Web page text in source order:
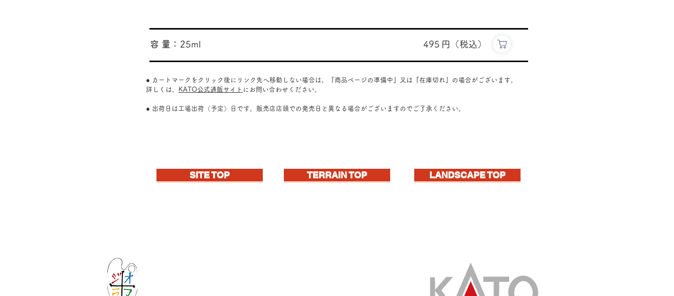
25ml
​容 量： 495 ​円（税込）
● カートマークをクリック後にリンク先へ移動しない場合は、『商品ページの準備中』又は『在庫切れ』の場合がございます。
詳しくは、
KATO公式通販サイト にお問い合わせください。
● 出荷日は工場出荷（予定）日です。販売店店頭での発売日と異なる場合がございますのでご了承ください。
SITE TOP TERRAIN TOP LANDSCAPE TOP